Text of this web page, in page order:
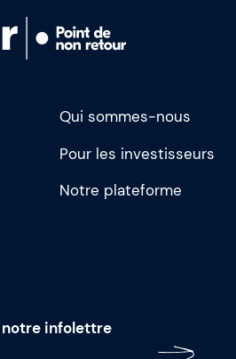
Qui sommes-nous
Pour les investisseurs
Notre plateforme
infolettre